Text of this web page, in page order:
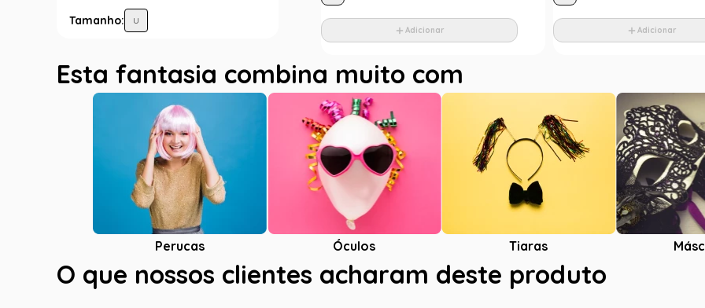
Tamanho: U
Adicionar Adicionar
Esta fantasia combina muito com
Perucas Óculos Tiaras
O que nossos clientes acharam deste produto